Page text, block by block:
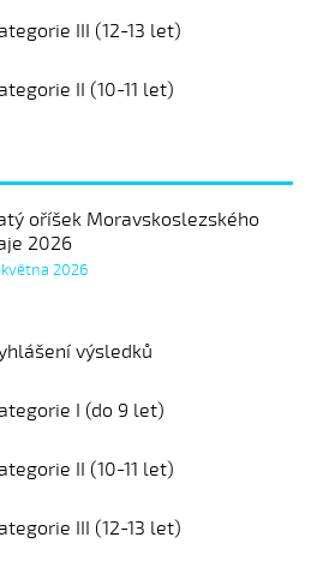
III (12-13 let)
II (10-11 let)
oříšek Moravskoslezského
2026
května 2026
výsledků
I (do 9 let)
II (10-11 let)
III (12-13 let)